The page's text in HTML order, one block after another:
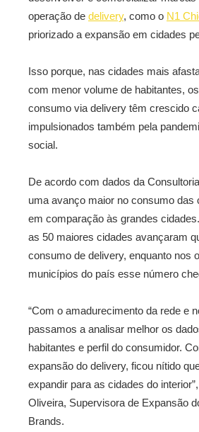
operação de delivery, como o N1
priorizado a expansão em cidades
Isso porque, nas cidades mais
com menor volume de habitantes,
consumo via delivery têm crescido
impulsionados também pela
social.
De acordo com dados da
uma avanço maior no consumo das
em comparação às grandes
as 50 maiores cidades avançaram
consumo de delivery, enquanto nos
municípios do país esse número
“Com o amadurecimento da rede e
passamos a analisar melhor os
habitantes e perfil do consumidor.
expansão do delivery, ficou nítido
expandir para as cidades do
Oliveira, Supervisora de Expansão
Brands.